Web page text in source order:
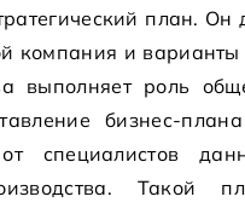
план. Он
компания и
выполняет роль
бизнес-
специалистов
Такой